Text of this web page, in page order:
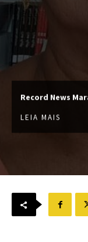
Record News
LEIA MAIS